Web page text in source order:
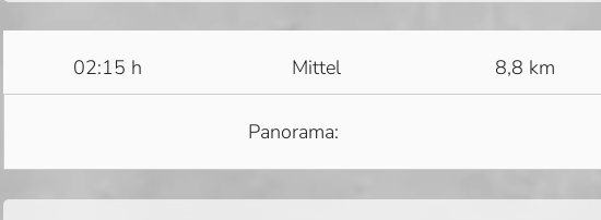
02:15 h Mittel 8,8 km
Panorama: